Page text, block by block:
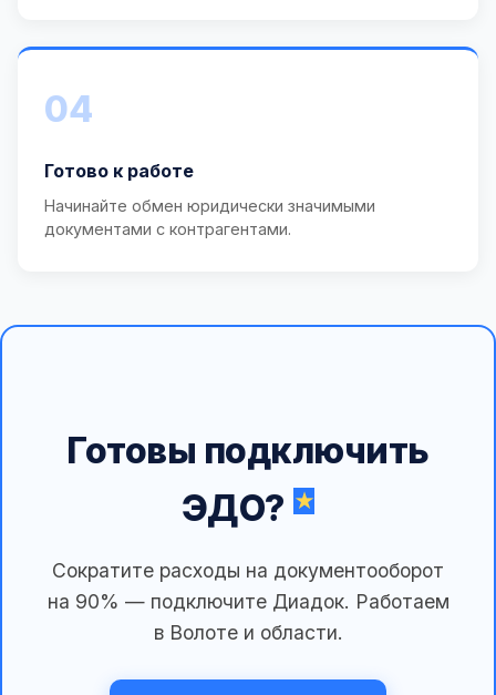
04
Готово к работе
Начинайте обмен юридически значимыми
документами с контрагентами.
Готовы подключить
ЭДО?
Сократите расходы на документооборот
на 90% — подключите Диадок. Работаем
в Волоте и области.